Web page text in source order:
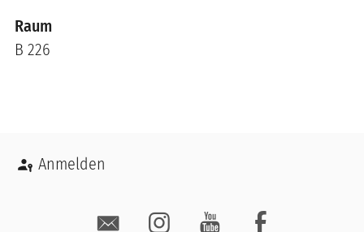
Raum
B 226
Benutzermenü
Anmelden